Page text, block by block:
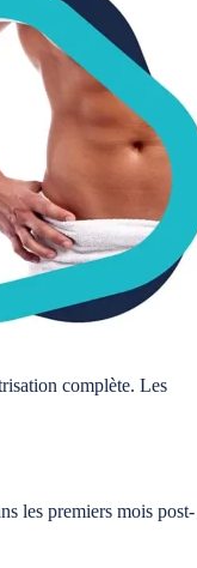
complète. Les
les premiers mois post-